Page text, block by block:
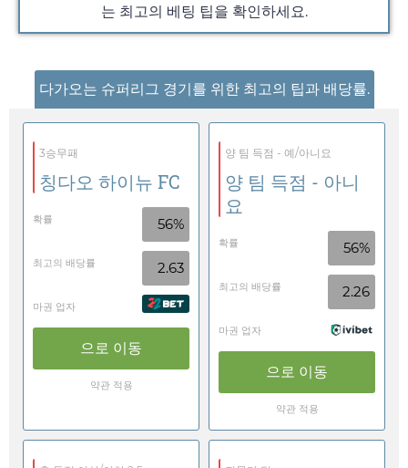
는 최고의 베팅 팁을 확인하세요.
다가오는 슈퍼리그 경기를 위한 최고의 팁과 배당률.
3승무패
칭다오 하이뉴 FC
확률 56%
최고의 배당률 2.63
마권 업자
으로 이동
약관 적용
양 팀 득점 - 예/아니요
양 팀 득점 - 아니
요
확률 56%
최고의 배당률 2.26
마권 업자
으로 이동
약관 적용